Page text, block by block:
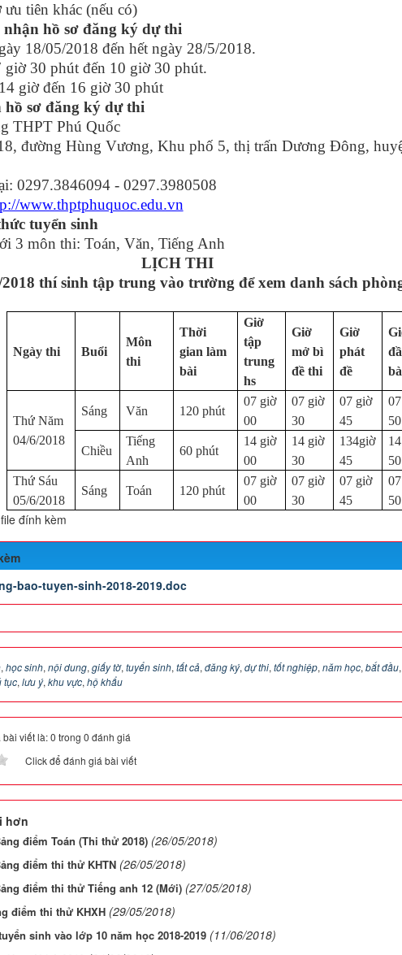
ưu tiên khác (nếu có)
hồ sơ đăng ký dự thi
18/05/2018 đến hết ngày 28/5/2018.
giờ 30 phút đến 10 giờ 30 phút.
giờ đến 16 giờ 30 phút
hồ sơ đăng ký dự thi
Phú Quốc
đường Hùng Vương, Khu phố 5, thị trấn Dương Đông,
0297.3846094 - 0297.3980508
www.thptphuquoc.edu.vn
tuyển sinh
3 môn thi: Toán, Văn, Tiếng Anh
THI
thí sinh tập trung vào trường để xem danh sách
Ngày thi Buổi
Môn
thi
Thời
gian làm
bài
Giờ
tập
trung
hs
Giờ
mở bì
đề thi
Giờ
phát
đề
Thứ Năm
04/6/2018
Sáng Văn 120 phút
07 giờ
00
07 giờ
30
07 giờ
45
50
Chiều
Tiếng
Anh
60 phút
14 giờ
00
14 giờ
30
134giờ
45
50
Thứ Sáu
05/6/2018
Sáng Toán 120 phút
07 giờ
00
07 giờ
30
07 giờ
45
50
đính kèm
bao-tuyen-sinh-2018-2019.doc
, học sinh, nội dung, giấy tờ, tuyển sinh, tất cả, đăng ký, dự thi, tốt nghiệp, năm học, bắt đầu,
tục, lưu ý, khu vực, hộ khẩu
viết là: 0 trong 0 đánh giá
Click để đánh giá bài viết
hơn
điểm Toán (Thi thử 2018) (26/05/2018)
điểm thi thử KHTN (26/05/2018)
điểm thi thử Tiếng anh 12 (Mới) (27/05/2018)
điểm thi thử KHXH (29/05/2018)
sinh vào lớp 10 năm học 2018-2019 (11/06/2018)